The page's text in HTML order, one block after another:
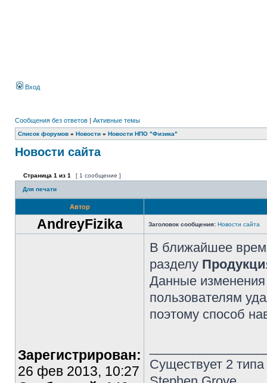
Вход
Сообщения без ответов | Активные темы
Список форумов » Новости » Новости НПО "Физика"
Новости сайта
Страница 1 из 1 [ 1 сообщение ]
Для печати
Автор
AndreyFizika Заголовок сообщения: Новости сайта
Зарегистрирован:
26 фев 2013, 10:27
В ближайшее
разделу
Данные
пользователям
поэтому способ
Существует 2